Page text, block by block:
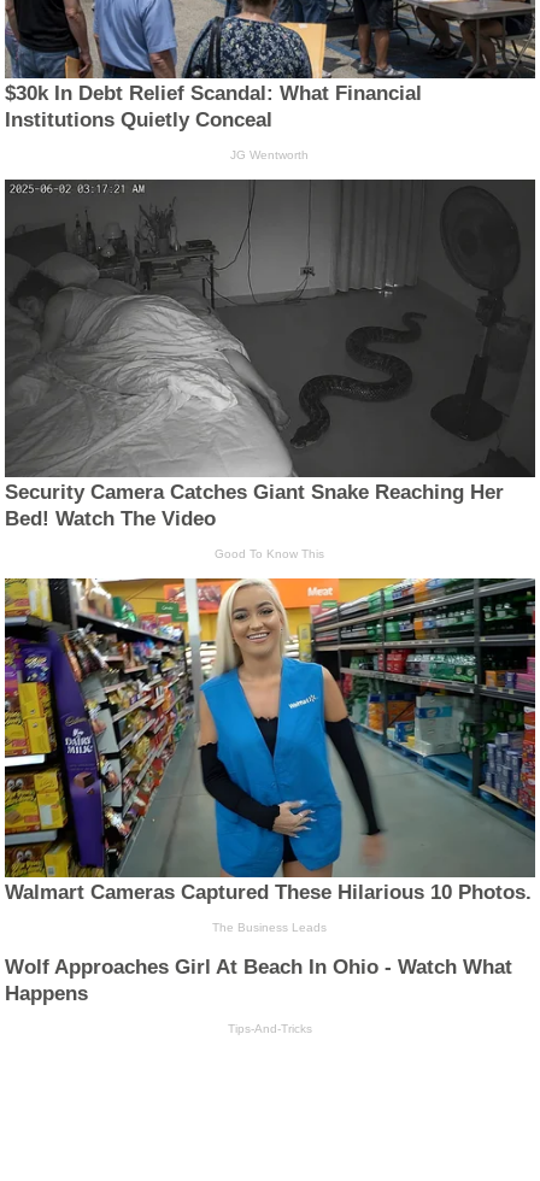
$30k In Debt Relief Scandal: What Financial
Institutions Quietly Conceal
JG Wentworth
Security Camera Catches Giant Snake Reaching Her
Bed! Watch The Video
Good To Know This
Walmart Cameras Captured These Hilarious 10 Photos.
The Business Leads
Wolf Approaches Girl At Beach In Ohio - Watch What
Happens
Tips-And-Tricks